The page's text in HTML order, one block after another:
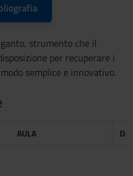
strumento che il
per recuperare i
semplice e innovativo.
AULA